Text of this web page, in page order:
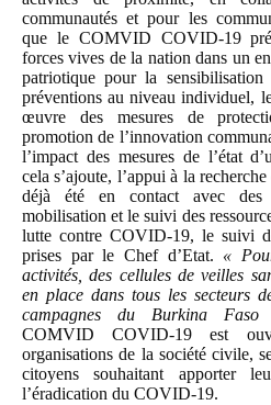
communautés et pour les
que le COMVID COVID-19
forces vives de la nation dans un
patriotique pour la sensibilisation
préventions au niveau individuel,
œuvre des mesures de
promotion de l’innovation
l’impact des mesures de l’état
cela s’ajoute, l’appui à la
déjà été en contact avec des
mobilisation et le suivi des
lutte contre COVID-19, le suivi
prises par le Chef d’Etat. «
activités, des cellules de veilles
en place dans tous les secteurs
campagnes du Burkina Faso
COMVID COVID-19 est
organisations de la société civile,
citoyens souhaitant apporter
l’éradication du COVID-19.